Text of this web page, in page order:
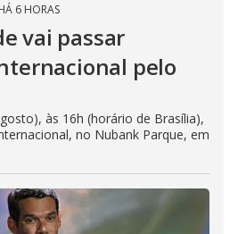
6 HORAS
vai passar
pelo
às 16h (horário de Brasília),
no Nubank Parque, em